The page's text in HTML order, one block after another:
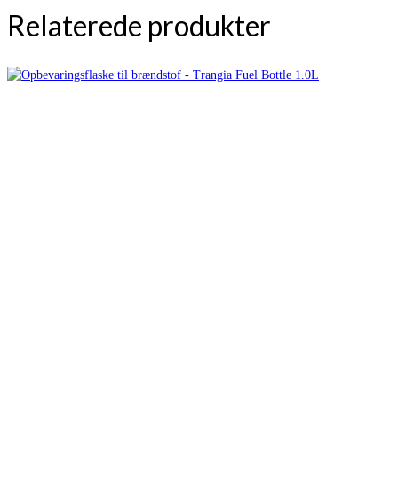
Relaterede produkter